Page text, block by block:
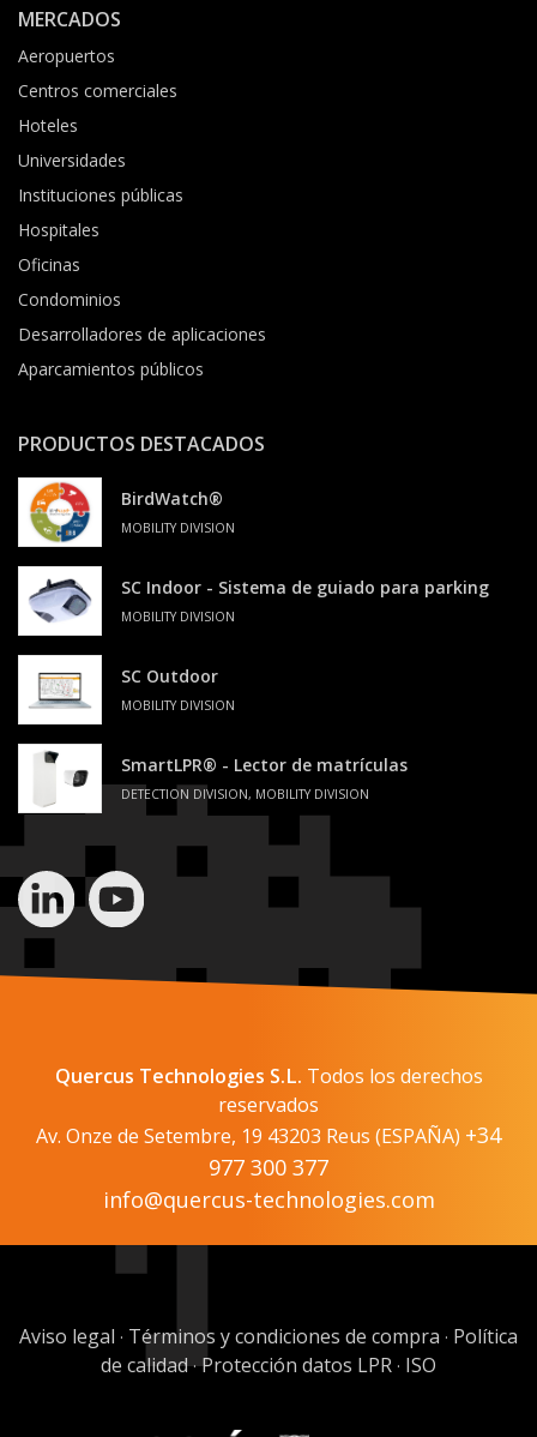
MERCADOS
Aeropuertos
Centros comerciales
Hoteles
Universidades
Instituciones públicas
Hospitales
Oficinas
Condominios
Desarrolladores de aplicaciones
Aparcamientos públicos
PRODUCTOS DESTACADOS
BirdWatch®
MOBILITY DIVISION
SC Indoor - Sistema de guiado para parking
MOBILITY DIVISION
SC Outdoor
MOBILITY DIVISION
SmartLPR® - Lector de matrículas
DETECTION DIVISION, MOBILITY DIVISION
Quercus Technologies S.L. Todos los derechos
reservados
Av. Onze de Setembre, 19 43203 Reus (ESPAÑA) +34
977 300 377
info@quercus-technologies.com
Aviso legal · Términos y condiciones de compra · Política
de calidad·Protección datos LPR · ISO